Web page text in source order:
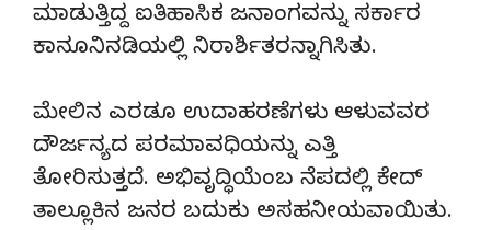
ಮಾಡುತ್ತಿದ್ದ ಐತಿಹಾಸಿಕ ಜನಾಂಗವನ್ನು ಸರ್ಕಾರ
ಕಾನೂನಿನಡಿಯಲ್ಲಿ ನಿರಾರ್ಶಿತರನ್ನಾಗಿಸಿತು.
ಮೇಲಿನ ಎರಡೂ ಉದಾಹರಣೆಗಳು ಆಳುವವರ
ದೌರ್ಜನ್ಯದ ಪರಮಾವಧಿಯನ್ನು ಎತ್ತಿ
ತೋರಿಸುತ್ತದೆ. ಅಭಿವೃದ್ಧಿಯೆಂಬ ನೆಪದಲ್ಲಿ ಕೇದ್
ತಾಲ್ಲೂಕಿನ ಜನರ ಬದುಕು ಅಸಹನೀಯವಾಯಿತು.